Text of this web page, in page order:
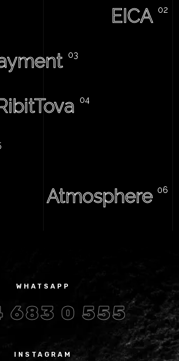
EICA
Atmosphere
WHATSAPP
683 0 555
INSTAGRAM